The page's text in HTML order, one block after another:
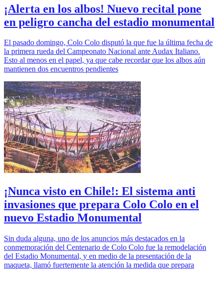
¡Alerta en los albos! Nuevo recital pone
en peligro cancha del estadio monumental
El pasado domingo, Colo Colo disputó la que fue la última fecha de
la primera rueda del Campeonato Nacional ante Audax Italiano.
Esto al menos en el papel, ya que cabe recordar que los albos aún
mantienen dos encuentros pendientes
¡Nunca visto en Chile!: El sistema anti
invasiones que prepara Colo Colo en el
nuevo Estadio Monumental
Sin duda alguna, uno de los anuncios más destacados en la
conmemoración del Centenario de Colo Colo fue la remodelación
del Estadio Monumental, y en medio de la presentación de la
maqueta, llamó fuertemente la atención la medida que prepara